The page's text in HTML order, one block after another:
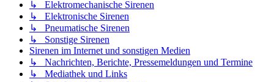
↳ Elektromechanische Sirenen
↳ Elektronische Sirenen
↳ Pneumatische Sirenen
↳ Sonstige Sirenen
Sirenen im Internet und sonstigen Medien
↳ Nachrichten, Berichte, Pressemeldungen und Termine
↳ Mediathek und Links